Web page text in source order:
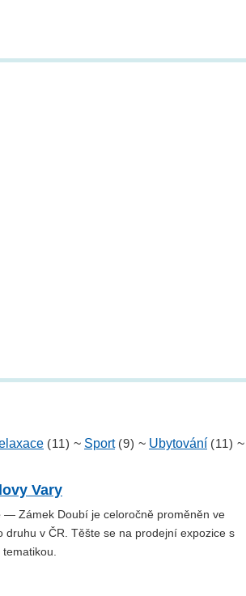
(11) ~ Sport (9) ~ Ubytování (11) ~
Vary
— Zámek Doubí je celoročně proměněn ve
druhu v ČR. Těšte se na prodejní expozice s